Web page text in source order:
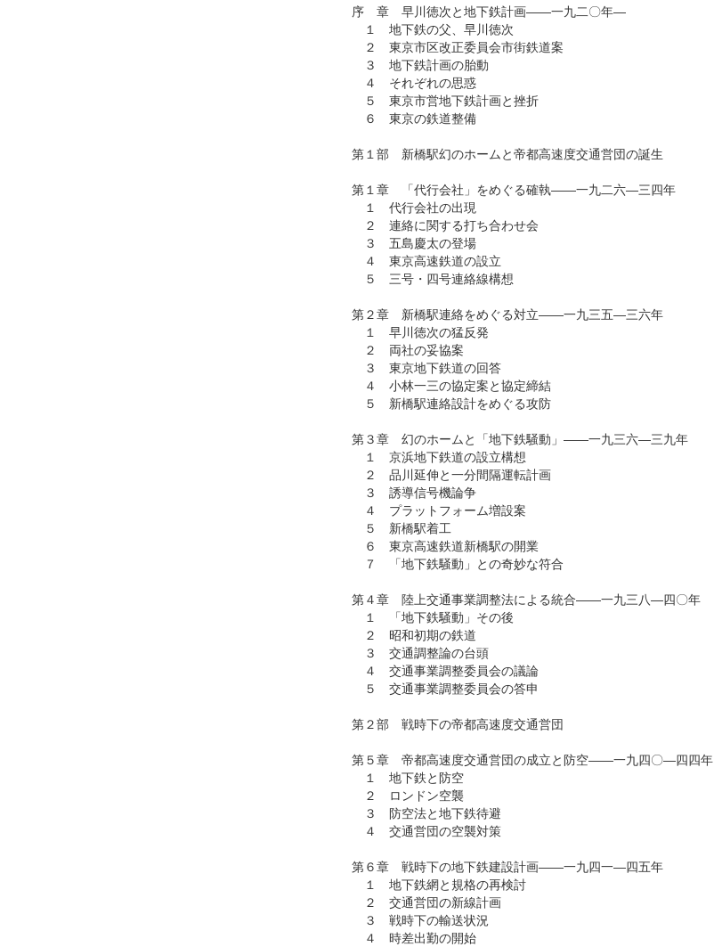
序 章 早川徳次と地下鉄計画――一九二〇年―
１ 地下鉄の父、早川徳次
２ 東京市区改正委員会市街鉄道案
３ 地下鉄計画の胎動
４ それぞれの思惑
５ 東京市営地下鉄計画と挫折
６ 東京の鉄道整備
第１部 新橋駅幻のホームと帝都高速度交通営団の誕生
第１章 「代行会社」をめぐる確執――一九二六―三四年
１ 代行会社の出現
２ 連絡に関する打ち合わせ会
３ 五島慶太の登場
４ 東京高速鉄道の設立
５ 三号・四号連絡線構想
第２章 新橋駅連絡をめぐる対立――一九三五―三六年
１ 早川徳次の猛反発
２ 両社の妥協案
３ 東京地下鉄道の回答
４ 小林一三の協定案と協定締結
５ 新橋駅連絡設計をめぐる攻防
第３章 幻のホームと「地下鉄騒動」――一九三六―三九年
１ 京浜地下鉄道の設立構想
２ 品川延伸と一分間隔運転計画
３ 誘導信号機論争
４ プラットフォーム増設案
５ 新橋駅着工
６ 東京高速鉄道新橋駅の開業
７ 「地下鉄騒動」との奇妙な符合
第４章 陸上交通事業調整法による統合――一九三八―四〇年
１ 「地下鉄騒動」その後
２ 昭和初期の鉄道
３ 交通調整論の台頭
４ 交通事業調整委員会の議論
５ 交通事業調整委員会の答申
第２部 戦時下の帝都高速度交通営団
第５章 帝都高速度交通営団の成立と防空――一九四〇―四四年
１ 地下鉄と防空
２ ロンドン空襲
３ 防空法と地下鉄待避
４ 交通営団の空襲対策
第６章 戦時下の地下鉄建設計画――一九四一―四五年
１ 地下鉄網と規格の再検討
２ 交通営団の新線計画
３ 戦時下の輸送状況
４ 時差出勤の開始